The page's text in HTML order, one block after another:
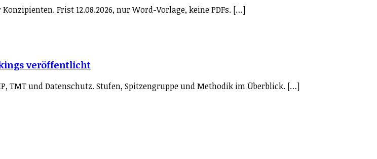
Frist 12.08.2026, nur Word-Vorlage, keine PDFs. […]
veröffentlicht
TMT und Datenschutz. Stufen, Spitzengruppe und Methodik im Überblick. […]